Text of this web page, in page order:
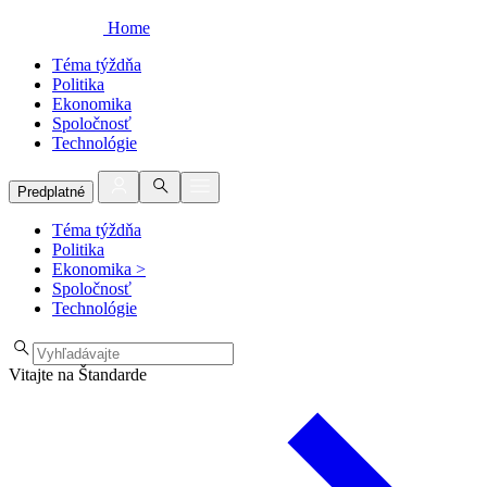
Home
Téma týždňa
Politika
Ekonomika
Spoločnosť
Technológie
Predplatné
Téma týždňa
Politika
Ekonomika >
Spoločnosť
Technológie
Vitajte na Štandarde